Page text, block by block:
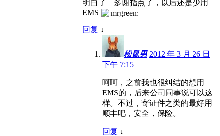
明白了，多谢指点了，以后还是少用
EMS
回复 ↓
松鼠男 2012 年 3 月 26 日
下午 7:15
呵呵，之前我也很纠结的想用
EMS的，后来公司同事说可以这
样。不过，寄证件之类的最好用
顺丰吧，安全，保险。
回复 ↓